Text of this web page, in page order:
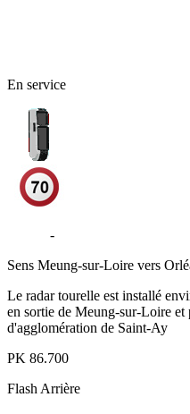
En service
-
Sens Meung-sur-Loire vers
Le radar tourelle est installé
en sortie de Meung-sur-Loire et
d'agglomération de Saint-Ay
PK 86.700
Flash Arrière